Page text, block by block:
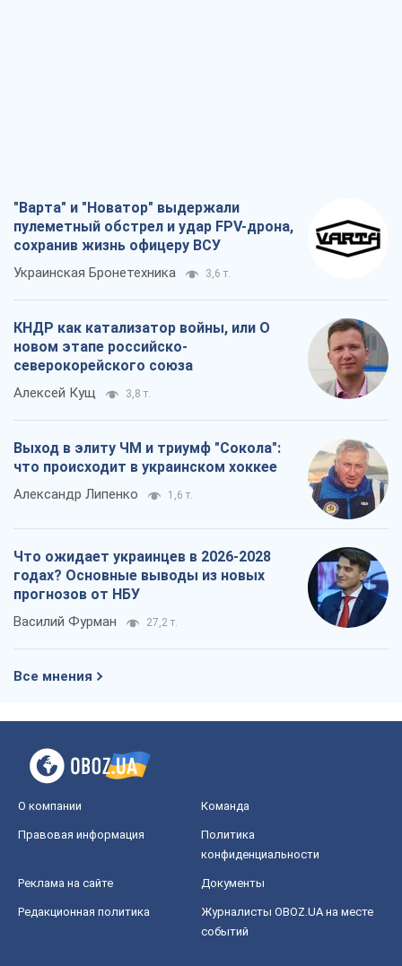
"Варта" и "Новатор" выдержали
пулеметный обстрел и удар FPV-дрона,
сохранив жизнь офицеру ВСУ
Украинская Бронетехника 3,6 т.
КНДР как катализатор войны, или О
новом этапе российско-
северокорейского союза
Алексей Кущ 3,8 т.
Выход в элиту ЧМ и триумф "Сокола":
что происходит в украинском хоккее
Александр Липенко 1,6 т.
Что ожидает украинцев в 2026-2028
годах? Основные выводы из новых
прогнозов от НБУ
Василий Фурман 27,2 т.
Все мнения
О компании Команда
Правовая информация
Политика
конфиденциальности
Реклама на сайте Документы
Редакционная политика
Журналисты OBOZ.UA на месте
событий